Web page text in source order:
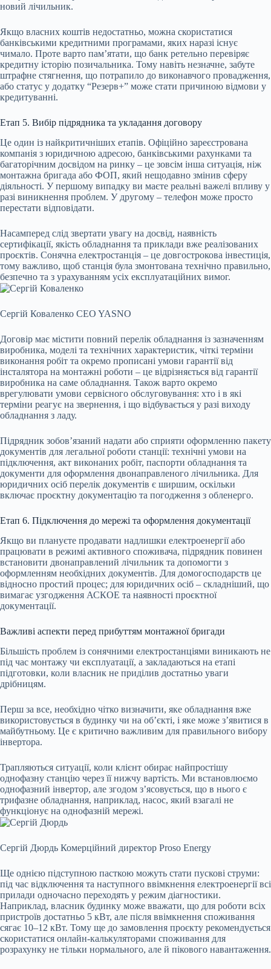
новий лічильник.
Якщо власних коштів недостатньо, можна скористатися
банківськими кредитними програмами, яких наразі існує
чимало. Проте варто пам’ятати, що банк ретельно перевіряє
кредитну історію позичальника. Тому навіть незначне, забуте
штрафне стягнення, що потрапило до виконавчого провадження,
або статус у додатку “Резерв+” може стати причиною відмови у
кредитуванні.
Етап 5. Вибір підрядника та укладання договору
Це один із найкритичніших етапів. Офіційно зареєстрована
компанія з юридичною адресою, банківськими рахунками та
багаторічним досвідом на ринку – це зовсім інша ситуація, ніж
монтажна бригада або ФОП, який нещодавно змінив сферу
діяльності. У першому випадку ви маєте реальні важелі впливу у
разі виникнення проблем. У другому – телефон може просто
перестати відповідати.
Насамперед слід звертати увагу на досвід, наявність
сертифікації, якість обладнання та приклади вже реалізованих
проєктів. Сонячна електростанція – це довгострокова інвестиція,
тому важливо, щоб станція була змонтована технічно правильно,
безпечно та з урахуванням усіх експлуатаційних вимог.
Сергій Коваленко CEO YASNO
Договір має містити повний перелік обладнання із зазначенням
виробника, моделі та технічних характеристик, чіткі терміни
виконання робіт та окремо прописані умови гарантії від
інсталятора на монтажні роботи – це відрізняється від гарантії
виробника на саме обладнання. Також варто окремо
врегулювати умови сервісного обслуговування: хто і в які
терміни реагує на звернення, і що відбувається у разі виходу
обладнання з ладу.
Підрядник зобов’язаний надати або сприяти оформленню пакету
документів для легальної роботи станції: технічні умови на
підключення, акт виконаних робіт, паспорти обладнання та
документи для оформлення двонаправленого лічильника. Для
юридичних осіб перелік документів є ширшим, оскільки
включає проєктну документацію та погодження з обленерго.
Етап 6. Підключення до мережі та оформлення документації
Якщо ви плануєте продавати надлишки електроенергії або
працювати в режимі активного споживача, підрядник повинен
встановити двонаправлений лічильник та допомогти з
оформленням необхідних документів. Для домогосподарств це
відносно простий процес; для юридичних осіб – складніший, що
вимагає узгодження АСКОЕ та наявності проєктної
документації.
Важливі аспекти перед прибуттям монтажної бригади
Більшість проблем із сонячними електростанціями виникають не
під час монтажу чи експлуатації, а закладаються на етапі
підготовки, коли власник не приділив достатньо уваги
дрібницям.
Перш за все, необхідно чітко визначити, яке обладнання вже
використовується в будинку чи на об’єкті, і яке може з’явитися в
майбутньому. Це є критично важливим для правильного вибору
інвертора.
Трапляються ситуації, коли клієнт обирає найпростішу
однофазну станцію через її нижчу вартість. Ми встановлюємо
однофазний інвертор, але згодом з’ясовується, що в нього є
трифазне обладнання, наприклад, насос, який взагалі не
функціонує на однофазній мережі.
Сергій Дюрдь Комерційний директор Proso Energy
Ще однією підступною пасткою можуть стати пускові струми:
під час відключення та наступного ввімкнення електроенергії всі
прилади одночасно переходять у режим діагностики.
Наприклад, власник будинку може вважати, що для роботи всіх
пристроїв достатньо 5 кВт, але після ввімкнення споживання
сягає 10–12 кВт. Тому ще до замовлення проєкту рекомендується
скористатися онлайн-калькуляторами споживання для
розрахунку не тільки нормального, але й пікового навантаження.